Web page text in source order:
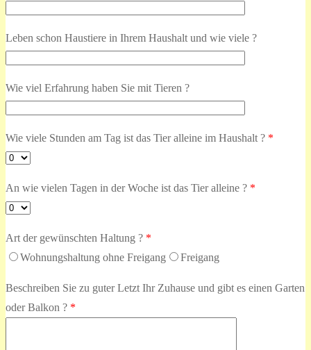
Leben schon Haustiere in Ihrem Haushalt und wie viele ?
Wie viel Erfahrung haben Sie mit Tieren ?
Wie viele Stunden am Tag ist das Tier alleine im Haushalt ? *
An wie vielen Tagen in der Woche ist das Tier alleine ? *
Art der gewünschten Haltung ? *
Wohnungshaltung ohne Freigang
Freigang
Beschreiben Sie zu guter Letzt Ihr Zuhause und gibt es einen Garten
oder Balkon ? *